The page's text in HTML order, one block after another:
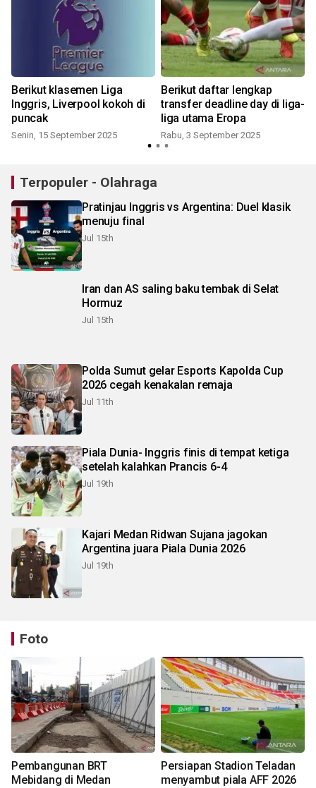
Berikut klasemen Liga
Inggris, Liverpool kokoh di
puncak
Senin, 15 September 2025
Berikut daftar lengkap
transfer deadline day di liga-
liga utama Eropa
Rabu, 3 September 2025
Terpopuler - Olahraga
Pratinjau Inggris vs Argentina: Duel klasik
menuju final
Jul 15th
Iran dan AS saling baku tembak di Selat
Hormuz
Jul 15th
Polda Sumut gelar Esports Kapolda Cup
2026 cegah kenakalan remaja
Jul 11th
Piala Dunia- Inggris finis di tempat ketiga
setelah kalahkan Prancis 6-4
Jul 19th
Kajari Medan Ridwan Sujana jagokan
Argentina juara Piala Dunia 2026
Jul 19th
Foto
Pembangunan BRT
Mebidang di Medan
Persiapan Stadion Teladan
menyambut piala AFF 2026